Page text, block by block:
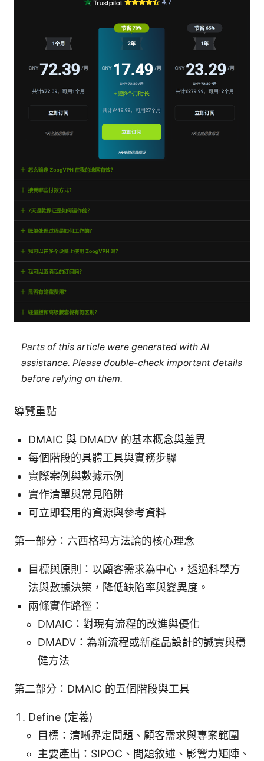
Parts of this article were generated with AI
assistance. Please double-check important details
before relying on them.
導覽重點
DMAIC 與 DMADV 的基本概念與差異
每個階段的具體工具與實務步驟
實際案例與數據示例
實作清單與常見陷阱
可立即套用的資源與參考資料
第一部分：六西格玛方法論的核心理念
目標與原則：以顧客需求為中心，透過科學方
法與數據決策，降低缺陷率與變異度。
兩條實作路徑：
DMAIC：對現有流程的改進與優化
DMADV：為新流程或新產品設計的誠實與穩
健方法
第二部分：DMAIC 的五個階段與工具
Define (定義)
目標：清晰界定問題、顧客需求與專案範圍
主要產出：SIPOC、問題敘述、影響力矩陣、